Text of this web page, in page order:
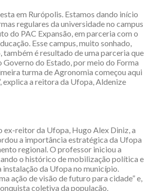
em Rurópolis. Estamos dando início
regulares da universidade no campus
do PAC Expansão, em parceria com o
Esse campus, muito sonhado,
também é resultado de uma parceria que
Governo do Estado, por meio do Forma
turma de Agronomia começou aqui
explica a reitora da Ufopa, Aldenize
ex-reitor da Ufopa, Hugo Alex Diniz, a
a importância estratégica da Ufopa
regional. O professor iniciou a
o histórico de mobilização política e
instalação da Ufopa no município.
ação de visão de futuro para cidade” e,
coletiva da população.